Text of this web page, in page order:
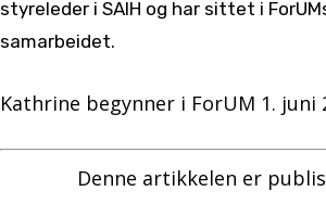
styreleder i SAIH og har sittet i
samarbeidet.
Kathrine begynner i ForUM 1. juni
Denne artikkelen er